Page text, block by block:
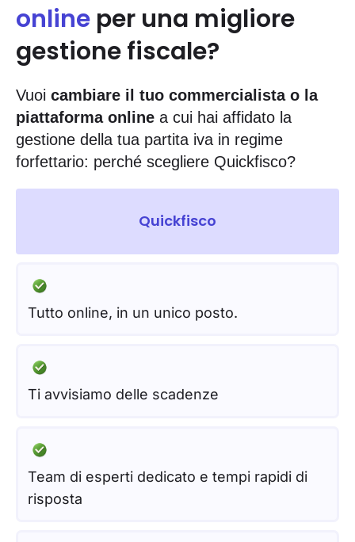
online per una migliore
gestione fiscale?
Vuoi cambiare il tuo commercialista o la
piattaforma online a cui hai affidato la
gestione della tua partita iva in regime
forfettario: perché scegliere Quickfisco?
Quickfisco
Tutto online, in un unico posto.
Ti avvisiamo delle scadenze
Team di esperti dedicato e tempi rapidi di
risposta